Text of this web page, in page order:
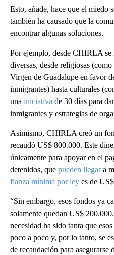
Esto, añade, hace que el miedo
también ha causado que la
encontrar algunas soluciones.
Por ejemplo, desde CHIRLA se
diversas, desde religiosas (como
Virgen de Guadalupe en favor
inmigrantes) hasta culturales
una iniciativa de 30 días para
inmigrantes y estrategias de
Asimismo, CHIRLA creó un
recaudó US$ 800.000. Este
únicamente para apoyar en el
detenidos, que pueden llegara
fianza mínima por ley es de
“Sin embargo, esos fondos ya
solamente quedan US$
necesidad ha sido tanta que
poco a poco y, por lo tanto, se
de recaudación para asegurarse